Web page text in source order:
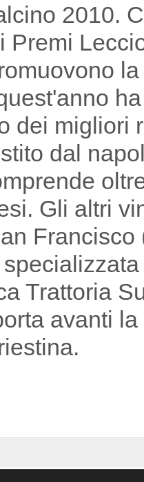
2010.
Premi
dei migliori
dal
Gli altri
Trattoria
avanti